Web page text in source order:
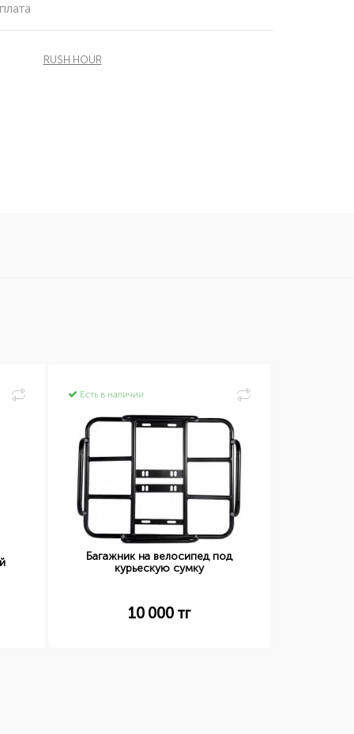
RUSH HOUR
Есть в наличии
Багажник на велосипед под
курьескую сумку
10 000 тг